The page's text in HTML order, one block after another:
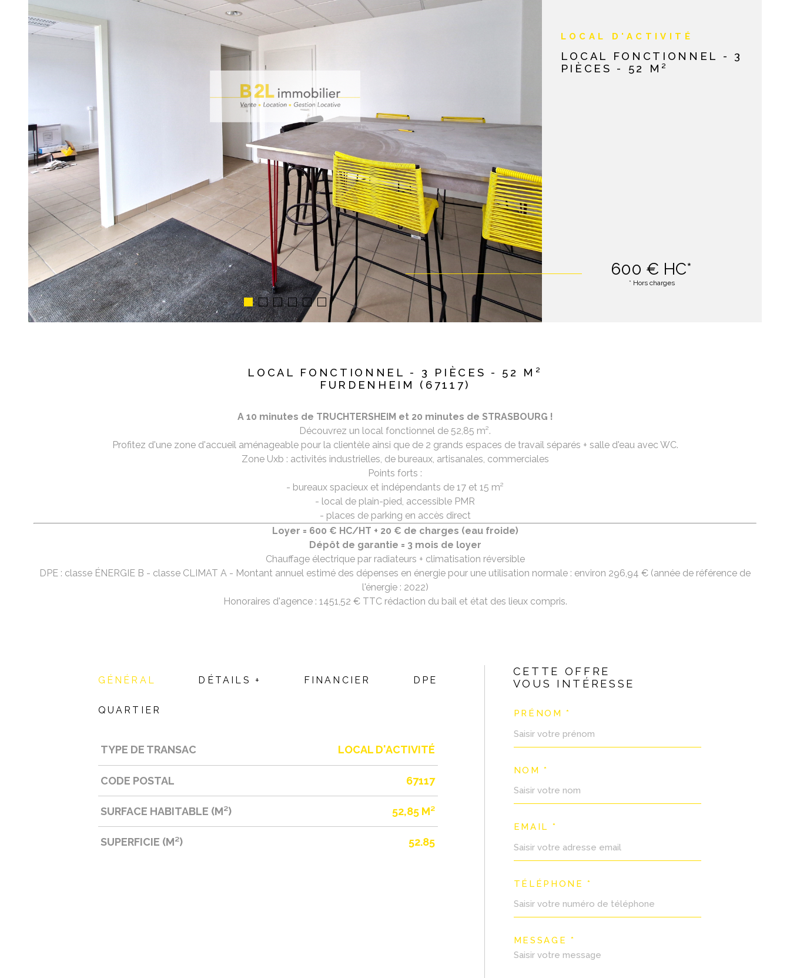
LOCAL D'ACTIVITÉ
LOCAL FONCTIONNEL - 3
PIÈCES - 52 M²
600 € HC*
* Hors charges
LOCAL FONCTIONNEL - 3 PIÈCES - 52 M²
FURDENHEIM (67117)
A 10 minutes de TRUCHTERSHEIM et 20 minutes de STRASBOURG !
Découvrez un local fonctionnel de 52,85 m².
Profitez d'une zone d'accueil aménageable pour la clientèle ainsi que de 2 grands espaces de travail séparés + salle d'eau avec WC.
Zone Uxb : activités industrielles, de bureaux, artisanales, commerciales
Points forts :
- bureaux spacieux et indépendants de 17 et 15 m²
- local de plain-pied, accessible PMR
- places de parking en accès direct
Loyer = 600 € HC/HT + 20 € de charges (eau froide)
Dépôt de garantie = 3 mois de loyer
Chauffage électrique par radiateurs + climatisation réversible
DPE : classe ÉNERGIE B - classe CLIMAT A - Montant annuel estimé des dépenses en énergie pour une utilisation normale : environ 296,94 € (année de référence de
l'énergie : 2022)
Honoraires d'agence : 1451,52 € TTC rédaction du bail et état des lieux compris.
GÉNÉRAL DÉTAILS + FINANCIER DPE
QUARTIER
Caractérisque Valeurs
TYPE DE TRANSAC LOCAL D'ACTIVITÉ
CODE POSTAL 67117
SURFACE HABITABLE (M²) 52,85 M²
SUPERFICIE (M²) 52.85
CETTE OFFRE
VOUS INTÉRESSE
PRÉNOM *
NOM *
EMAIL *
TÉLÉPHONE *
MESSAGE *